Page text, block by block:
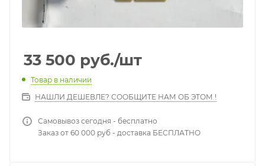
33 500 руб./шт
Товар в наличии
НАШЛИ ДЕШЕВЛЕ? СООБЩИТЕ НАМ ОБ ЭТОМ !
Самовывоз сегодня - бесплатно
Заказ от 60 000 руб - доставка БЕСПЛАТНО